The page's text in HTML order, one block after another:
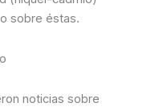
sobre éstas.
noticias sobre